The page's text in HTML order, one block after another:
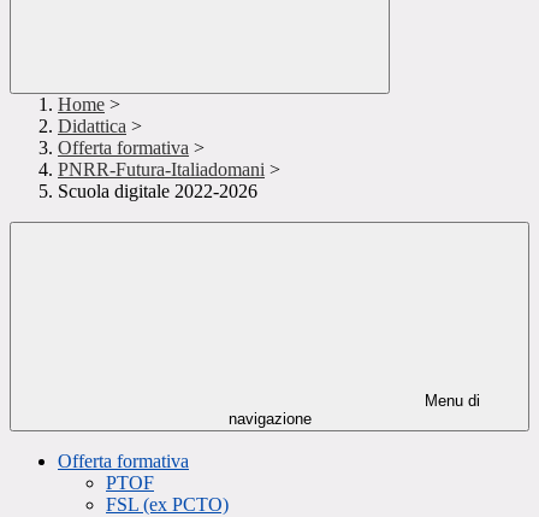
Home >
Didattica >
Offerta formativa >
PNRR-Futura-Italiadomani >
Scuola digitale 2022-2026
Menu di
navigazione
Offerta formativa
PTOF
FSL (ex PCTO)